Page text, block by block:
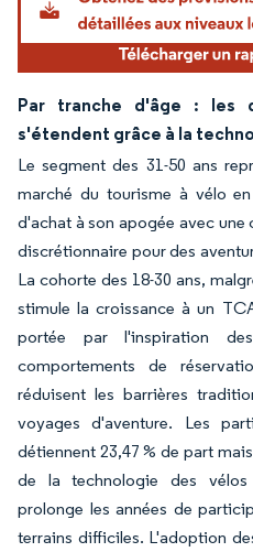
Par tranche d'âge : les
s'étendent grâce à la
Le segment des 31-50 ans
marché du tourisme à vélo
d'achat à son apogée avec
discrétionnaire pour des
La cohorte des 18-30 ans,
stimule la croissance à un
portée par l'inspiration
comportements de
réduisent les barrières
voyages d'aventure. Les
détiennent 23,47 % de part
de la technologie des
prolonge les années de
terrains difficiles. L'adoption